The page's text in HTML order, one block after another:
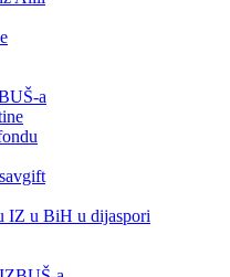
a
IZ u BiH u dijaspori